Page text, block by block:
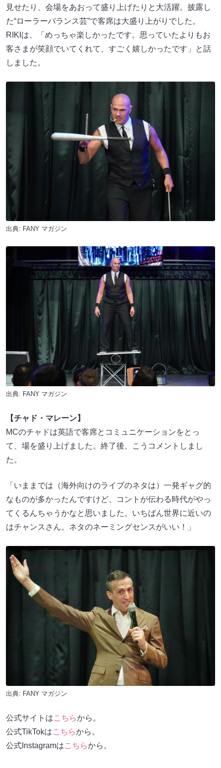
見せたり、会場をあおって盛り上げたりと大活躍。披露し
た“ローラーバランス芸”で客席は大盛り上がりでした。
RIKIは、「めっちゃ楽しかったです。思っていたよりもお
客さまが笑顔でいてくれて、すごく嬉しかったです」と話
しました。
出典: FANY マガジン
出典: FANY マガジン
【チャド・マレーン】
MCのチャドは英語で客席とコミュニケーションをとっ
て、場を盛り上げました。終了後、こうコメントしまし
た。
「いままでは（海外向けのライブのネタは）一発ギャグ的
なものが多かったんですけど、コントが伝わる時代がやっ
てくるんちゃうかなと思いました。いちばん世界に近いの
はチャンスさん。ネタのネーミングセンスがいい！」
出典: FANY マガジン
公式サイトはこちらから。
公式TikTokはこちらから。
公式Instagramはこちらから。